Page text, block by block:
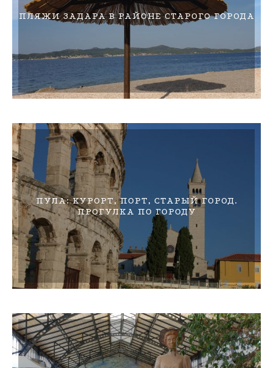
ПЛЯЖИ ЗАДАРА В РАЙОНЕ СТАРОГО ГОРОДА
ПУЛА: КУРОРТ, ПОРТ, СТАРЫЙ ГОРОД.
ПРОГУЛКА ПО ГОРОДУ